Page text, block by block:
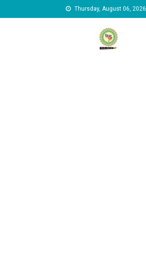
Thursday, August 06, 2026